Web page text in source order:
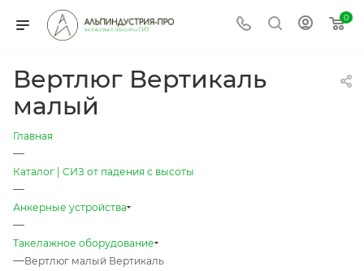
0
Вертлюг Вертикаль
малый
Главная
—
Каталог | СИЗ от падения с высоты
—
Анкерные устройства
—
Такелажное оборудование
—Вертлюг малый Вертикаль